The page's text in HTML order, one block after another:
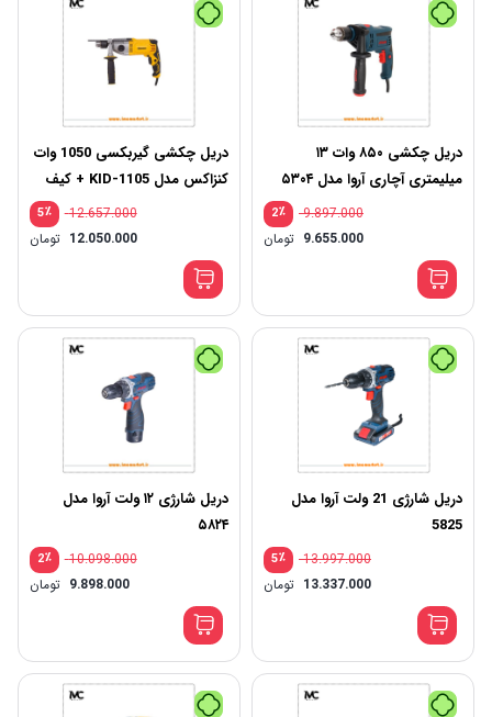
دریل چکشی ۸۵۰ وات ۱۳
میلیمتری آچاری آروا مدل ۵۳۰۴
٪2
9.897.000
9.655.000 تومان
دریل چکشی گیربکسی 1050 وات
کنزاکس مدل KID-1105 + کیف
٪5
12.657.000
12.050.000 تومان
دریل شارژی 21 ولت آروا مدل
5825
٪5
13.997.000
13.337.000 تومان
دریل شارژی ۱۲ ولت آروا مدل
۵۸۲۴
٪2
10.098.000
9.898.000 تومان